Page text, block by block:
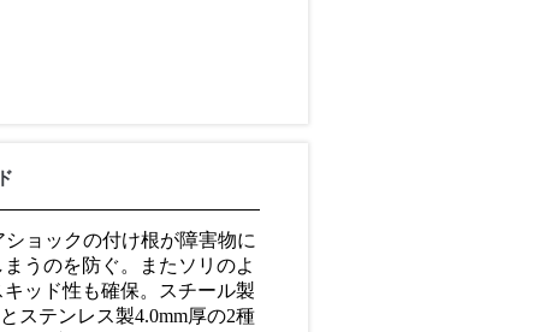
ショックの付け根が障害物に
うのを防ぐ。またソリのよ
ッド性も確保。スチール製
ステンレス製4.0mm厚の2種